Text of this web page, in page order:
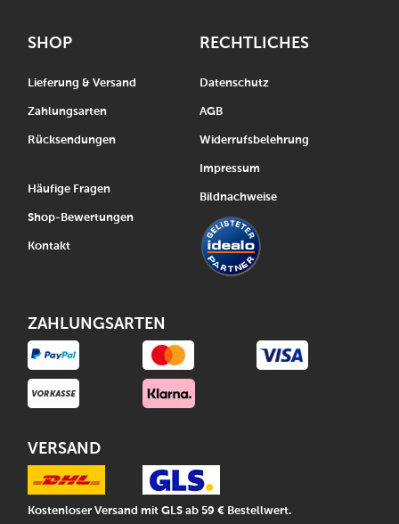
SHOP
Lieferung & Versand
Zahlungsarten
Rücksendungen
Häufige Fragen
Shop-Bewertungen
Kontakt
RECHTLICHES
Datenschutz
AGB
Widerrufsbelehrung
Impressum
Bildnachweise
ZAHLUNGSARTEN
VERSAND
Kostenloser Versand mit GLS ab 59 € Bestellwert.